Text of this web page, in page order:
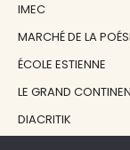
IMEC
MARCHÉ DE LA
ÉCOLE ESTIENNE
LE GRAND
DIACRITIK